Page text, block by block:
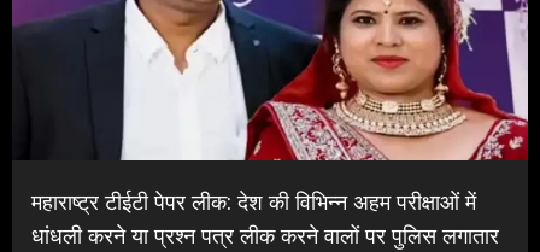
महाराष्ट्र टीईटी पेपर लीक: देश की विभिन्न अहम परीक्षाओं में
धांधली करने या प्रश्न पत्र लीक करने वालों पर पुलिस लगातार